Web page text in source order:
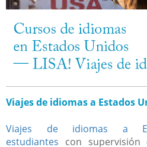
Viajes de idiomas a Estados
Viajes de idiomas a
estudiantes con supervisión